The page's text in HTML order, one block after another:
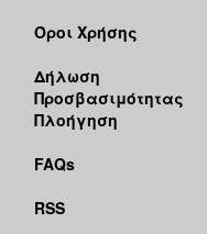
Όροι Χρήσης
Δήλωση
Προσβασιμότητας
Πλοήγηση
FAQs
RSS